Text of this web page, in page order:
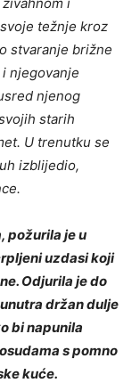
težnje kroz
stvaranje brižne
njegovanje
njenog
starih
U trenutku se
izblijedio,
požurila je u
uzdasi koji
Odjurila je do
držan dulje
bi napunila
s pomno
kuće.